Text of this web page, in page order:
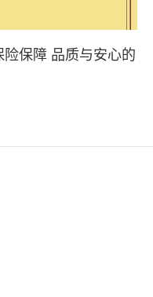
保障 品质与安心的